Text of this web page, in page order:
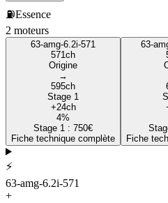
⛽Essence
2 moteurs
63-amg-6.2i-571
571ch
Origine
→
595ch
Stage 1
+24ch
4%
Stage 1 : 750€
Fiche technique complète
63-
Fiche
⚡
63-amg-6.2i-571
+